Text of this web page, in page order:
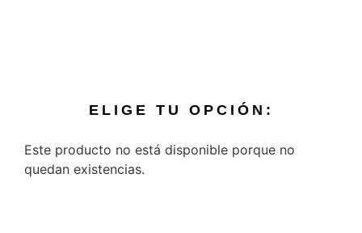
ELIGE TU OPCIÓN:
Este producto no está disponible porque no
quedan existencias.